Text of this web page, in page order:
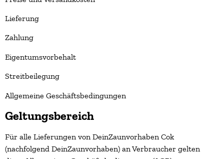
Lieferung
Zahlung
Eigentumsvorbehalt
Streitbeilegung
Allgemeine Geschäftsbedingungen
Geltungsbereich
Für alle Lieferungen von DeinZaunvorhaben Cok
(nachfolgend DeinZaunvorhaben) an Verbraucher gelten